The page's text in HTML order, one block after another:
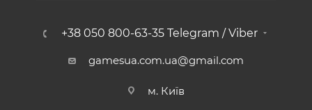
+38 050 800-63-35 Telegram / Viber
gamesua.com.ua@gmail.com
м. Київ